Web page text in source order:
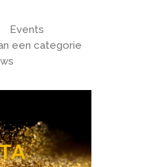
Events
een categorie